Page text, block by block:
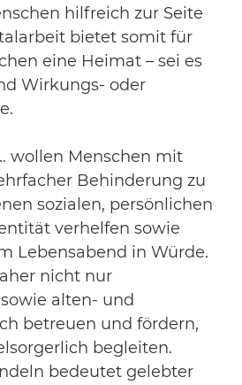
hilfreich zur Seite
bietet somit für
eine Heimat – sei es
Wirkungs- oder
wollen Menschen mit
Behinderung zu
sozialen, persönlichen
verhelfen sowie
Lebensabend in Würde.
nicht nur
alten- und
betreuen und fördern,
begleiten.
bedeutet gelebter